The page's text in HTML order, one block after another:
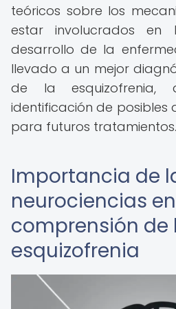
teóricos sobre los
estar involucrados
desarrollo de la
llevado a un mejor
de la
identificación de posibles
para futuros tratamientos.
Importancia de
neurociencias
comprensión de
esquizofrenia